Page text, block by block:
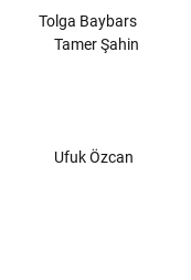
Tolga Baybars
Tamer Şahin
Ufuk Özcan